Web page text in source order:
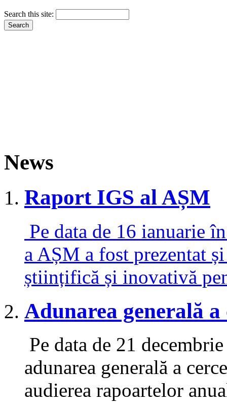
Search this site:
News
Raport IGS al AȘM
Pe data de 16 ianuarie
a AȘM a fost prezentat
științifică și inovativă
Adunarea generală
Pe data de 21
adunarea generală a
audierea rapoartelor